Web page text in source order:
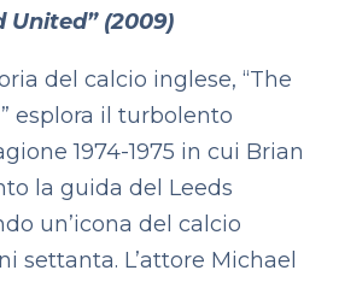
United” (2009)
del calcio inglese, “The
esplora il turbolento
1974-1975 in cui Brian
la guida del Leeds
un’icona del calcio
settanta. L’attore Michael